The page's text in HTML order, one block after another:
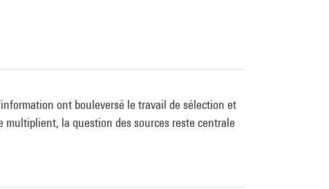
ont bouleversé le travail de sélection et
la question des sources reste centrale